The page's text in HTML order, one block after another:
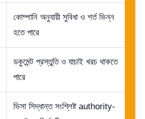
কোম্পানি অনুযায়ী সুবিধা ও শর্ত ভিন্ন
হতে পারে
ডকুমেন্ট প্রস্তুতি ও যাচাই খরচ থাকতে
পারে
ভিসা সিদ্ধান্ত সংশ্লিষ্ট authority-